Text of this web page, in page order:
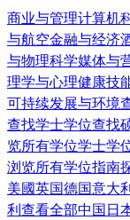
商业与管理计算机
与航空金融与经济
与物理科学媒体与
理学与心理健康技
可持续发展与环境
查找学士学位查找
览所有学位学士学
浏览所有学位指南
美國英国德国意大
利查看全部中国日